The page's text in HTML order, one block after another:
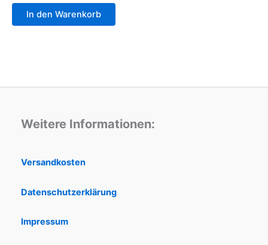
In den Warenkorb
Weitere Informationen:
Versandkosten
Datenschutzerklärung
Impressum